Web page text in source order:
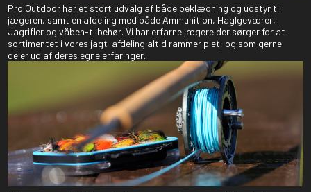
Pro Outdoor har et stort udvalg af både beklædning og udstyr til
jægeren, samt en afdeling med både Ammunition, Haglgeværer,
Jagrifler og våben-tilbehør. Vi har erfarne jægere der sørger for at
sortimentet i vores jagt-afdeling altid rammer plet, og som gerne
deler ud af deres egne erfaringer.